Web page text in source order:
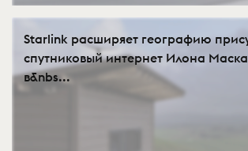
Starlink расширяет географию
спутниковый интернет Илона
в&nbs...